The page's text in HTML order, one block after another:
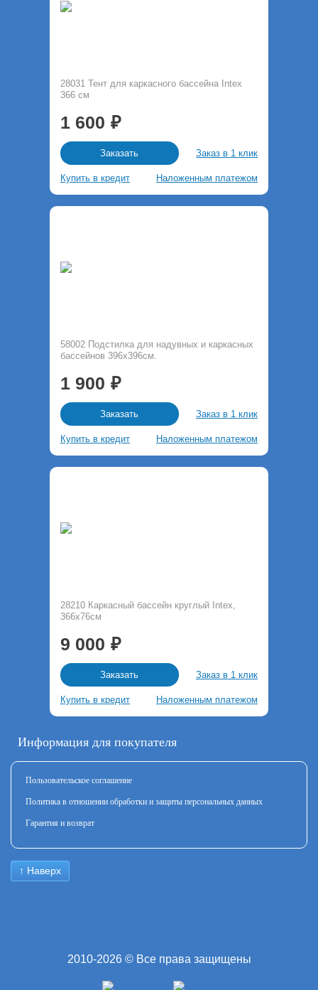
Информация для покупателя
Пользовательское соглашение
Политика в отношении обработки и защиты персональных данных
Гарантия и возврат
↑ Наверх
28031 Тент для каркасного бассейна Intex
366 см
1 600
Заказать Заказ в 1 клик
Купить в кредит Наложенным платежом
58002 Подстилка для надувных и каркасных
бассейнов 396х396см.
1 900
Заказать Заказ в 1 клик
Купить в кредит Наложенным платежом
28210 Каркасный бассейн круглый Intex,
366х76см
9 000
Заказать Заказ в 1 клик
Купить в кредит Наложенным платежом
2010-2026 © Все права защищены